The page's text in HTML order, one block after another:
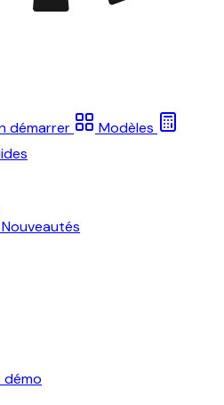
démarrer
Modèles
Nouveautés
démo